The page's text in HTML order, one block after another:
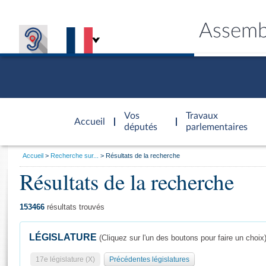
Accueil
d'accueil
Vos
députés
Travaux
parlementaires
Général
Vous
Accueil Recherche sur... Résultats de la recherche
Résultats de la recherche
153466 résultats trouvés
LÉGISLATURE (Cliquez sur l'un des boutons pour faire un choix)
17e législature (X) Précédentes législatures